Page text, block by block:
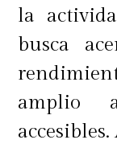
la
busca
amplio